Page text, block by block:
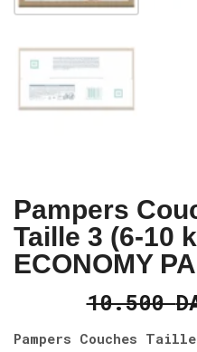
Pampers
Taille 3 (6-10
ECONOMY
10.500
Pampers Couches